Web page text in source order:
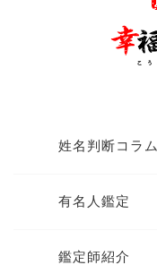
姓名判断コラム
有名人鑑定
鑑定師紹介